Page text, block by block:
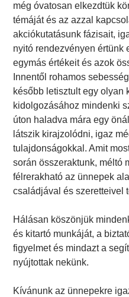
még óvatosan elkezdtük
témáját és az azzal
akciókutatásunk fázisait,
nyitó rendezvényen értünk
egymás értékeit és azok
Innentől rohamos
később letisztult egy olyan
kidolgozásához mindenki
úton haladva mára egy
látszik kirajzolódni, igaz
tulajdonságokkal. Amit
során összeraktunk, méltó
félrerakható az ünnepek
családjával és szeretteivel
Hálásan köszönjük
és kitartó munkáját, a
figyelmet és mindazt a
nyújtottak nekünk.
Kívánunk az ünnepekre